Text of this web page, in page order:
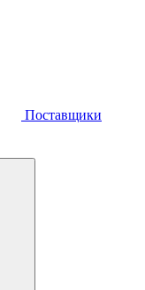
Поставщики